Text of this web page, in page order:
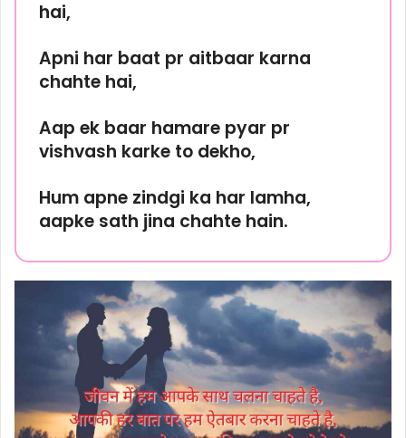
hai,
Apni har baat pr aitbaar karna
chahte hai,
Aap ek baar hamare pyar pr
vishvash karke to dekho,
Hum apne zindgi ka har lamha,
aapke sath jina chahte hain.